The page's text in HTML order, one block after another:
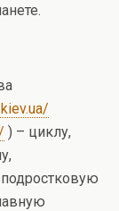
) – циклу,